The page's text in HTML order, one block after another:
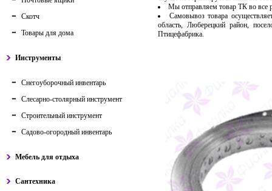
Скотч
Товары для дома
Инструменты
Снегоуборочный инвентарь
Слесарно-столярный инструмент
Строительный инструмент
Садово-огородный инвентарь
Мебель для отдыха
Сантехника
Мы отправляем товар ТК во
Самовывоз товара
область, Люберецкий район,
Птицефабрика.